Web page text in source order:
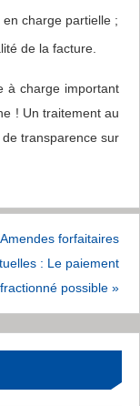
en charge partielle ;
de la facture.
à charge important
! Un traitement au
transparence sur
Amendes forfaitaires
: Le paiement
fractionné possible»